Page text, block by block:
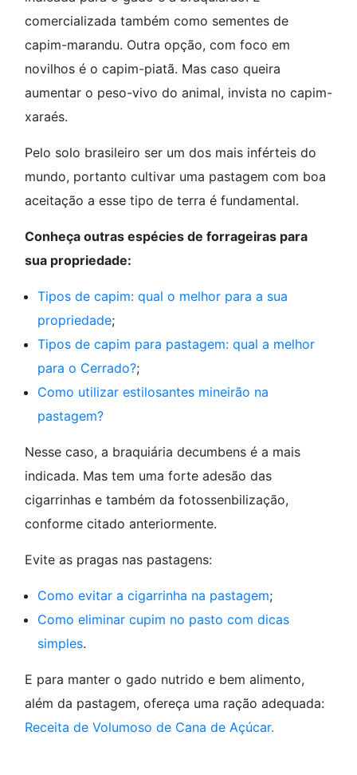
comercializada também como sementes de
capim-marandu. Outra opção, com foco em
novilhos é o capim-piatã. Mas caso queira
aumentar o peso-vivo do animal, invista no capim-
xaraés.
Pelo solo brasileiro ser um dos mais inférteis do
mundo, portanto cultivar uma pastagem com boa
aceitação a esse tipo de terra é fundamental.
Conheça outras espécies de forrageiras para
sua propriedade:
Tipos de capim: qual o melhor para a sua
propriedade;
Tipos de capim para pastagem: qual a melhor
para o Cerrado?;
Como utilizar estilosantes mineirão na
pastagem?
Nesse caso, a braquiária decumbens é a mais
indicada. Mas tem uma forte adesão das
cigarrinhas e também da fotossenbilização,
conforme citado anteriormente.
Evite as pragas nas pastagens:
Como evitar a cigarrinha na pastagem;
Como eliminar cupim no pasto com dicas
simples.
E para manter o gado nutrido e bem alimento,
além da pastagem, ofereça uma ração adequada:
Receita de Volumoso de Cana de Açúcar.